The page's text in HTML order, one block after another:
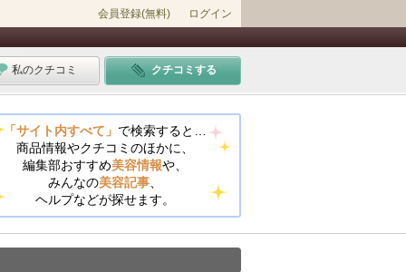
会員登録(無料) ログイン
私のクチコミ クチコミする
「サイト内すべて」 で検索すると…
商品情報やクチコミのほかに、
編集部おすすめ美容情報や、
みんなの美容記事
ヘルプなどが探せます。